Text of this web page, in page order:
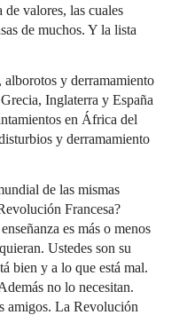
valores, las cuales
de muchos. Y la lista
alborotos y derramamiento
Inglaterra y España
en África del
y derramamiento
de las mismas
Francesa?
es más o menos
Ustedes son su
bien y a lo que está mal.
no lo necesitan.
amigos. La Revolución